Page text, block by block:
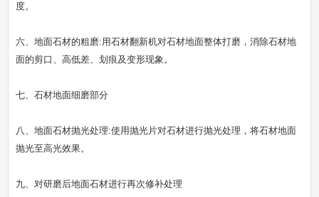
度。
六、地面石材的粗磨:用石材翻新机对石材地面整体打磨，消除石材地
面的剪口、高低差、划痕及变形现象。
七、石材地面细磨部分
八、地面石材抛光处理:使用抛光片对石材进行抛光处理，将石材地面
抛光至高光效果。
九、对研磨后地面石材进行再次修补处理